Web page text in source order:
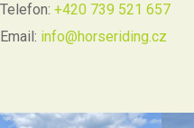
Telefon: +420 739 521 657
Email: info@horseriding.cz